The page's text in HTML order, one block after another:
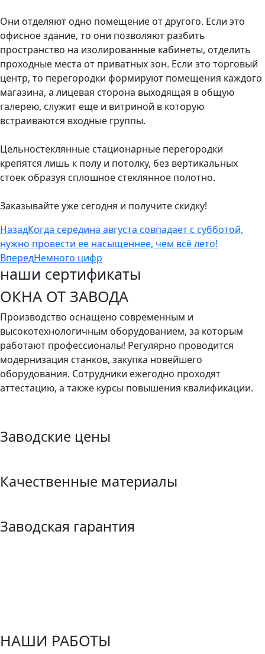
Они отделяют одно помещение от другого. Если это
офисное здание, то они позволяют разбить
пространство на изолированные кабинеты, отделить
проходные места от приватных зон. Если это торговый
центр, то перегородки формируют помещения каждого
магазина, а лицевая сторона выходящая в общую
галерею, служит еще и витриной в которую
встраиваются входные группы.
Цельностеклянные стационарные перегородки
крепятся лишь к полу и потолку, без вертикальных
стоек образуя сплошное стеклянное полотно.
Заказывайте уже сегодня и получите скидку!
НазадКогда середина августа совпадает с субботой,
нужно провести ее насыщеннее, чем всё лето!
ВпередНемного цифр
наши сертификаты
ОКНА ОТ ЗАВОДА
Производство оснащено современным и
высокотехнологичным оборудованием, за которым
работают профессионалы! Регулярно проводится
модернизация станков, закупка новейшего
оборудования. Сотрудники ежегодно проходят
аттестацию, а также курсы повышения квалификации.
Заводские цены
Качественные материалы
Заводская гарантия
НАШИ РАБОТЫ